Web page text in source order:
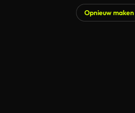
Opnieuw maken